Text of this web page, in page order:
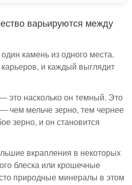
варьируются между
камень из одного места.
и каждый выглядит
это насколько он темный. Это
— чем мельче зерно, тем чернее
зерно, и он становится
вкрапления в некоторых
блеска или крошечные
природные минералы в этом